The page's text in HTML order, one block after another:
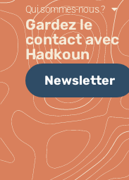
Qui sommes-nous ?
Gardez le
contact avec
Hadkoun
Newsletter